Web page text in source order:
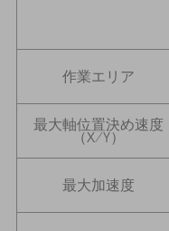
作業エリア
最大軸位置決め速度
（X ⁄ Y）
最大加速度